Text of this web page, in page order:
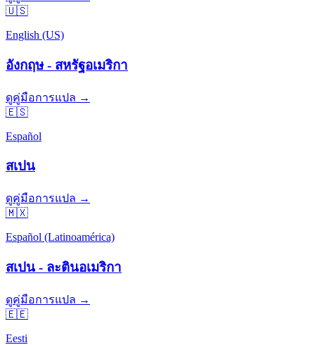
🇺🇸
English (US)
อังกฤษ - สหรัฐอเมริกา
ดูคู่มือการแปล →
🇪🇸
Español
สเปน
ดูคู่มือการแปล →
🇲🇽
Español (Latinoamérica)
สเปน - ละตินอเมริกา
ดูคู่มือการแปล →
🇪🇪
Eesti